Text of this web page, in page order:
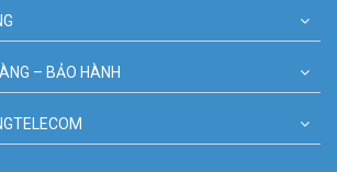
– BẢO HÀNH